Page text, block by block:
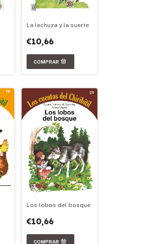
La lechuza y la suerte
€10,66
Los lobos del bosque
€10,66